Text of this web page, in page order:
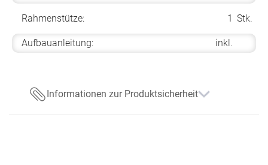
Rahmenstütze: 1 Stk.
Aufbauanleitung: inkl.
Informationen zur Produktsicherheit